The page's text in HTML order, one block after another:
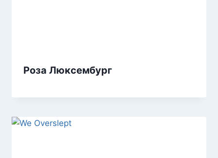
Роза Люксембург